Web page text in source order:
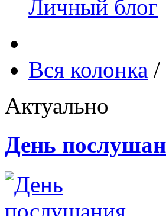
Личный блог
Вся колонка /
Актуально
День